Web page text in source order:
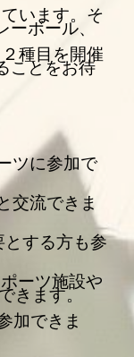
います。そ
ーボール、
種目を開催
ことをお待
参加で
交流できま
とする方も参
ーツ施設や
きます。
加できま